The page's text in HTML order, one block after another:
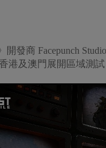
開發商 Facepunch
港及澳門展開區域測試